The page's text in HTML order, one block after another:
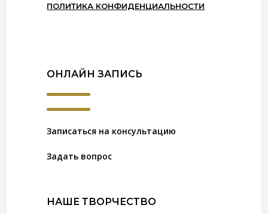
ПОЛИТИКА КОНФИДЕНЦИАЛЬНОСТИ
ОНЛАЙН ЗАПИСЬ
Записаться на консультацию
Задать вопрос
НАШЕ ТВОРЧЕСТВО